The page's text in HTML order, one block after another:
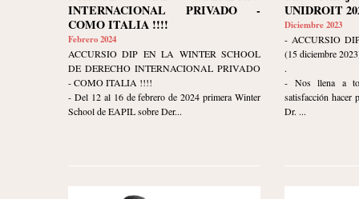
INTERNACIONAL PRIVADO -
COMO ITALIA !!!!
Febrero 2024
ACCURSIO DIP EN LA WINTER SCHOOL
DE DERECHO INTERNACIONAL PRIVADO
- COMO ITALIA !!!!
- Del 12 al 16 de febrero de 2024 primera Winter
School de EAPIL sobre Der...
UNIDROIT
Diciembre 2023
- ACCURSIO
(15 diciembre
.
- Nos llena a
satisfacción
Dr. ...